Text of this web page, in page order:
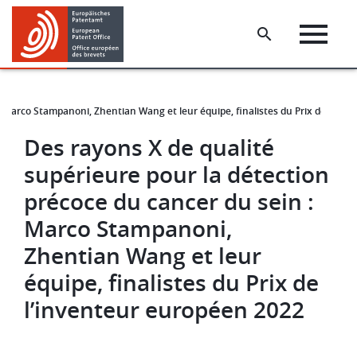
Skip
main
content
Skip
footer
Stampanoni, Zhentian Wang et leur équipe, finalistes du Prix de
Des rayons X de qualité
supérieure pour la détection
précoce du cancer du sein :
Marco Stampanoni,
Zhentian Wang et leur
équipe, finalistes du Prix de
l’inventeur européen 2022